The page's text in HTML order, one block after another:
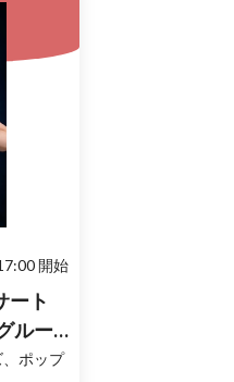
開始
ート
ポップ